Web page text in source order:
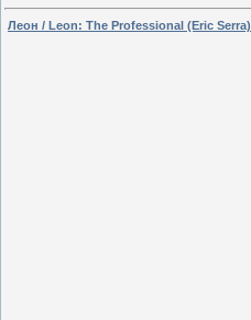
Леон / Leon: The Professional (Eric Serra)